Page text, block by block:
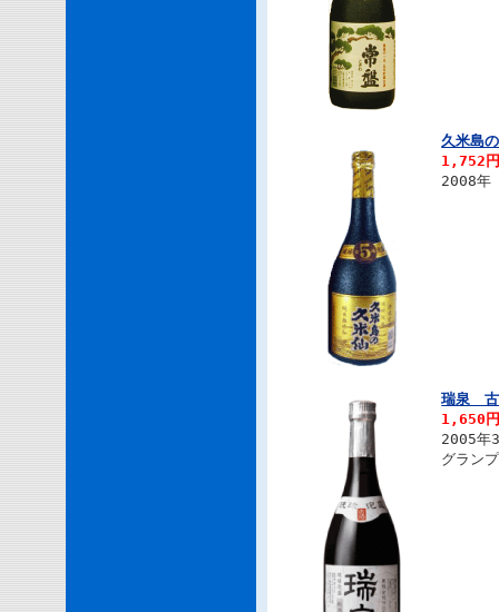
久米島
1,752
2008年
瑞泉
1,650
2005年
グラン